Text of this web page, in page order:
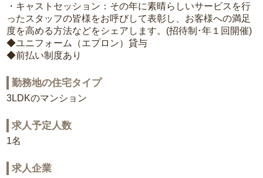
・キャストセッション：その年に素晴らしいサービスを行
ったスタッフの皆様をお呼びして表彰し、お客様への満足
度を高める方法などをシェアします。(招待制･年１回開催)
◆ユニフォーム（エプロン）貸与
◆前払い制度あり
勤務地の住宅タイプ
3LDKのマンション
求人予定人数
1名
求人企業